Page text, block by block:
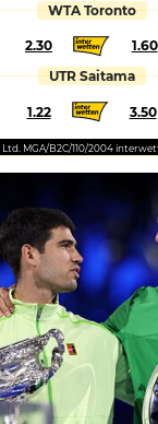
WTA Toronto
2.30 1.60
UTR Saitama
1.22 3.50
MGA/B2C/110/2004